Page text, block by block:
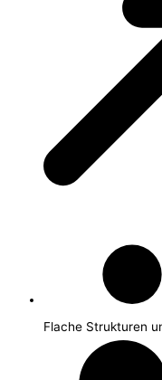
Flache Strukturen